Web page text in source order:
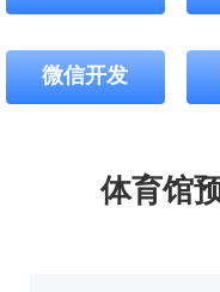
微信开发
体育馆